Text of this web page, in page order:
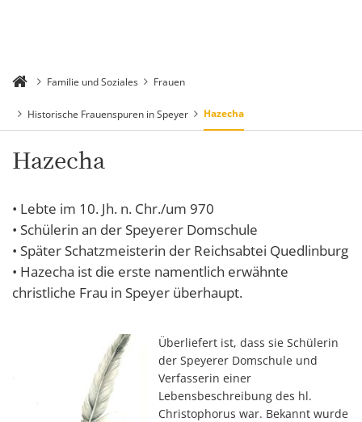
Familie und Soziales Frauen
Historische Frauenspuren in Speyer Hazecha
Hazecha
• Lebte im 10. Jh. n. Chr./um 970
• Schülerin an der Speyerer Domschule
• Später Schatzmeisterin der Reichsabtei Quedlinburg
• Hazecha ist die erste namentlich erwähnte
christliche Frau in Speyer überhaupt.
Überliefert ist, dass sie Schülerin
der Speyerer Domschule und
Verfasserin einer
Lebensbeschreibung des hl.
Christophorus war. Bekannt wurde